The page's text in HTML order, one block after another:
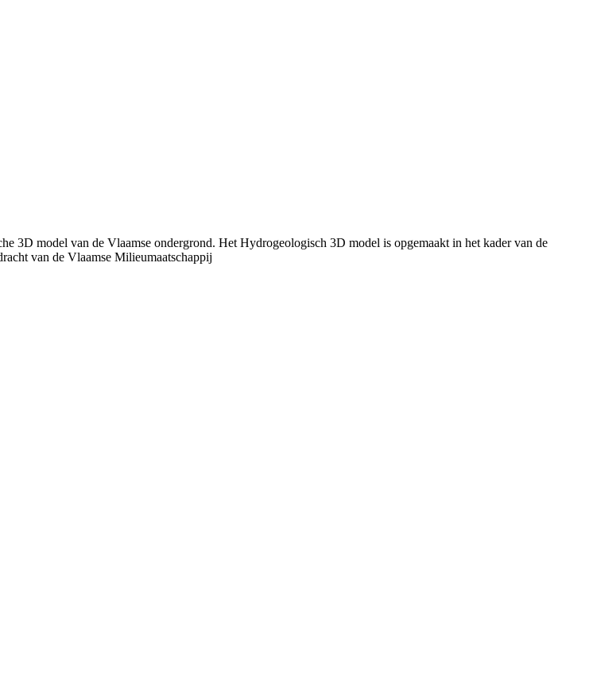
3D model van de Vlaamse ondergrond. Het Hydrogeologisch 3D model is opgemaakt in het kader van de
van de Vlaamse Milieumaatschappij